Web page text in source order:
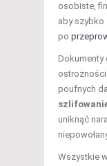
osobiste,
aby
po
Dokumenty
poufnych
uniknąć
Wszystkie